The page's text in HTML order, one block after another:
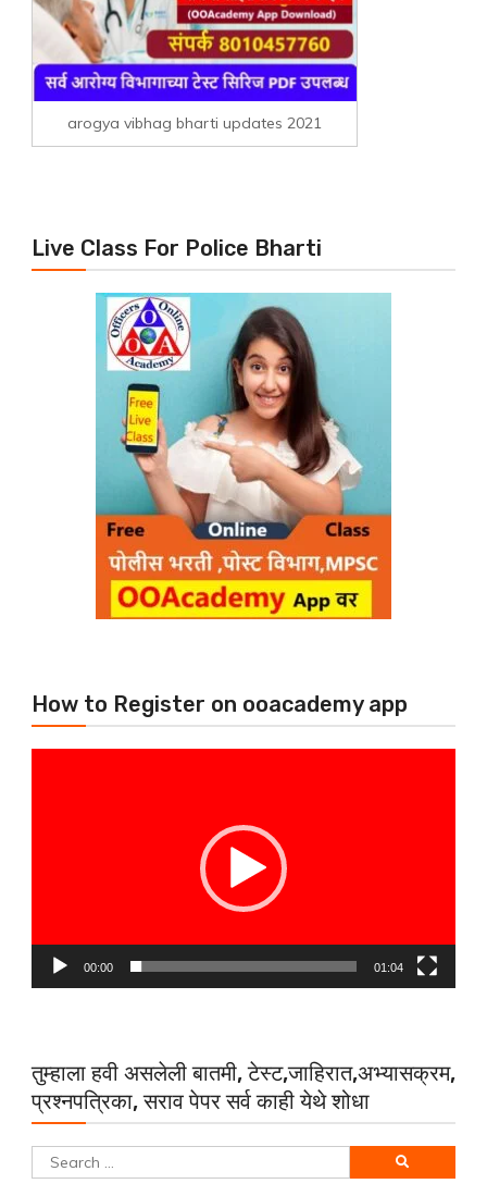
arogya vibhag bharti updates 2021
Live Class For Police Bharti
How to Register on ooacademy app
00:00 01:04
तुम्हाला हवी असलेली बातमी, टेस्ट,जाहिरात,अभ्यासक्रम,
प्रश्नपत्रिका, सराव पेपर सर्व काही येथे शोधा
Search
for: